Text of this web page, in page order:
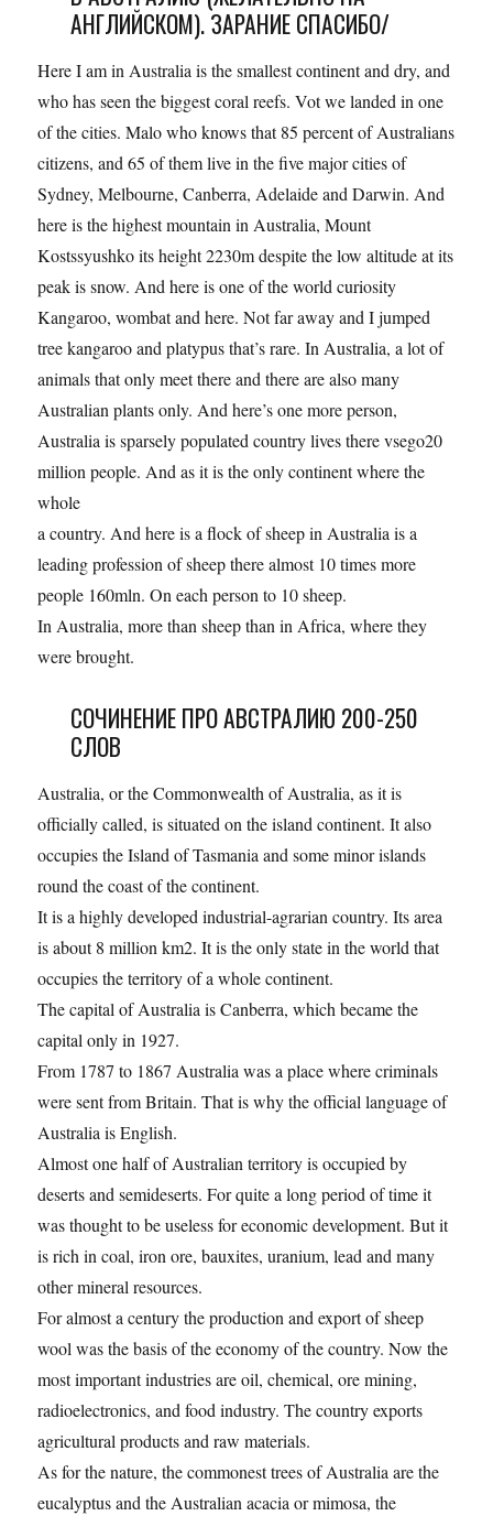
АНГЛИЙСКОМ). ЗАРАНИЕ СПАСИБО/
Here I am in Australia is the smallest continent and dry, and
who has seen the biggest coral reefs. Vot we landed in one
of the cities. Malo who knows that 85 percent of Australians
citizens, and 65 of them live in the five major cities of
Sydney, Melbourne, Canberra, Adelaide and Darwin. And
here is the highest mountain in Australia, Mount
Kostssyushko its height 2230m despite the low altitude at its
peak is snow. And here is one of the world curiosity
Kangaroo, wombat and here. Not far away and I jumped
tree kangaroo and platypus that’s rare. In Australia, a lot of
animals that only meet there and there are also many
Australian plants only. And here’s one more person,
Australia is sparsely populated country lives there vsego20
million people. And as it is the only continent where the
whole
a country. And here is a flock of sheep in Australia is a
leading profession of sheep there almost 10 times more
people 160mln. On each person to 10 sheep.
In Australia, more than sheep than in Africa, where they
were brought.
СОЧИНЕНИЕ ПРО АВСТРАЛИЮ 200-250
СЛОВ
Australia, or the Commonwealth of Australia, as it is
officially called, is situated on the island continent. It also
occupies the Island of Tasmania and some minor islands
round the coast of the continent.
It is a highly developed industrial-agrarian country. Its area
is about 8 million km2. It is the only state in the world that
occupies the territory of a whole continent.
The capital of Australia is Canberra, which became the
capital only in 1927.
From 1787 to 1867 Australia was a place where criminals
were sent from Britain. That is why the official language of
Australia is English.
Almost one half of Australian territory is occupied by
deserts and semideserts. For quite a long period of time it
was thought to be useless for economic development. But it
is rich in coal, iron ore, bauxites, uranium, lead and many
other mineral resources.
For almost a century the production and export of sheep
wool was the basis of the economy of the country. Now the
most important industries are oil, chemical, ore mining,
radioelectronics, and food industry. The country exports
agricultural products and raw materials.
As for the nature, the commonest trees of Australia are the
eucalyptus and the Australian acacia or mimosa, the